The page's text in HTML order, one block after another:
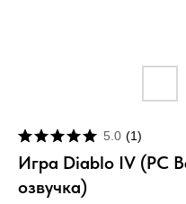
5.0 (1)
Игра Diablo IV (PC
озвучка)